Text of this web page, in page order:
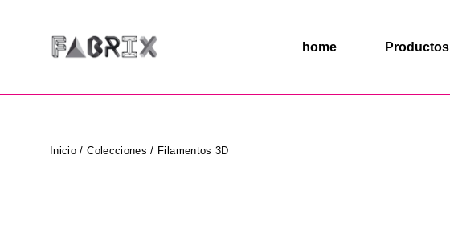
home Productos
Inicio / Colecciones / Filamentos 3D